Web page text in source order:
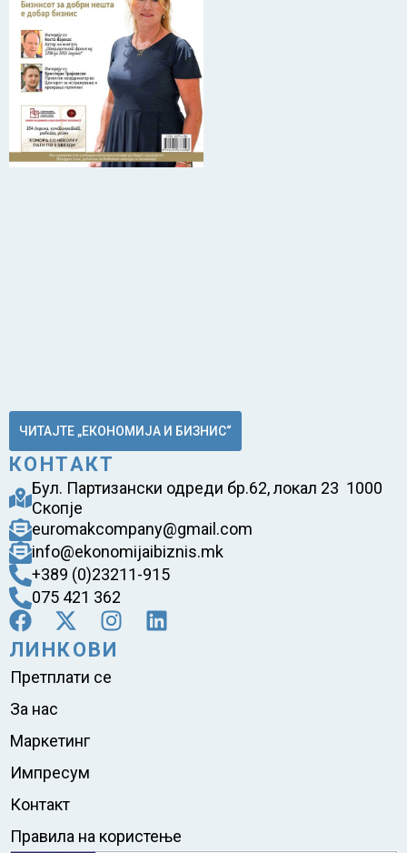
ЧИТАЈТЕ „ЕКОНОМИЈА И БИЗНИС“
КОНТАКТ
Бул. Партизански одреди бр.62, локал 23 1000
Скопје
euromakcompany@gmail.com
info@ekonomijaibiznis.mk
+389 (0)23211-915
075 421 362
ЛИНКОВИ
Претплати се
За нас
Маркетинг
Импресум
Контакт
Правила на користење